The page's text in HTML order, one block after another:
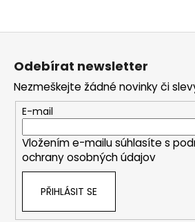
Odebírat newsletter
Nezmeškejte žádné novinky či
E-mail
Vložením e-mailu súhlasíte s
ochrany osobných údajov
PŘIHLÁSIT SE